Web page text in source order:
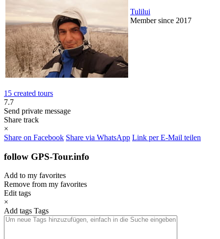
Tulilui
Member since 2017
15 created tours
7.7
Send private message
Share track
×
Share on Facebook Share via WhatsApp Link per E-Mail teilen
follow GPS-Tour.info
Add to my favorites
Remove from my favorites
Edit tags
×
Add tags Tags